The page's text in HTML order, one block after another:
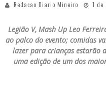
Redacao Diario Mineiro 1 de
Legião V, Mash Up Leo
ao palco do evento; comidas
lazer para crianças estarão
uma edição de um dos